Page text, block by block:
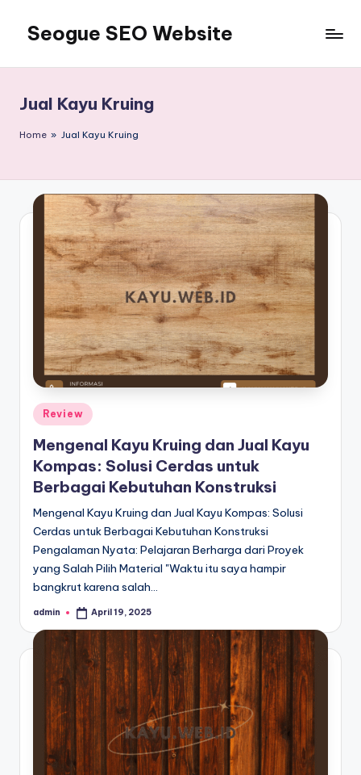
content
Seogue SEO Website
Master
Ahli
dan
Murah
Terbaik
Bergaransi
Jual Kayu Kruing
Home » Jual Kayu Kruing
Posted
in
Review
Mengenal Kayu Kruing dan Jual Kayu
Kompas: Solusi Cerdas untuk
Berbagai Kebutuhan Konstruksi
Mengenal Kayu Kruing dan Jual Kayu Kompas: Solusi
Cerdas untuk Berbagai Kebutuhan Konstruksi
Pengalaman Nyata: Pelajaran Berharga dari Proyek
yang Salah Pilih Material "Waktu itu saya hampir
bangkrut karena salah…
Posted
admin April 19, 2025